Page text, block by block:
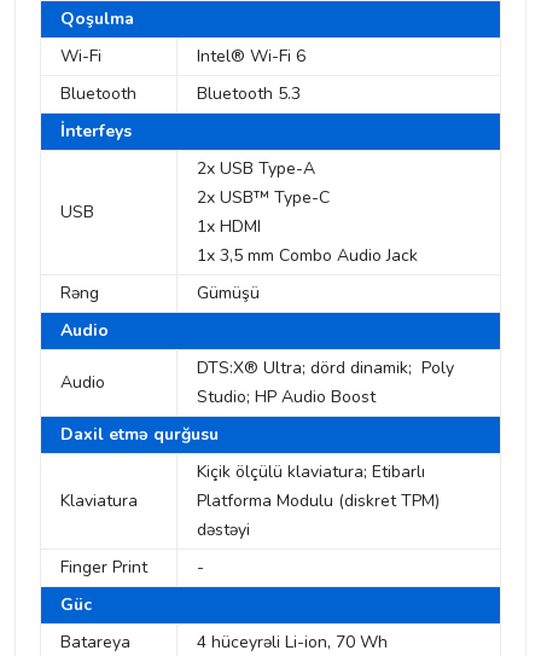
Qoşulma
Wi-Fi
Intel® Wi-Fi 6
Bluetooth
Bluetooth 5.3
İnterfeys
USB
2x USB Type-A
2x USB™ Type-C
1x HDMI
1x 3,5 mm Combo Audio Jack
Rəng
Gümüşü
Audio
Audio
DTS:X® Ultra; dörd dinamik; Poly
Studio; HP Audio Boost
Daxil etmə qurğusu
Klaviatura
Kiçik ölçülü klaviatura; Etibarlı
Platforma Modulu (diskret TPM)
dəstəyi
Finger Print
-
Güc
Batareya
4 hüceyrəli Li-ion, 70 Wh